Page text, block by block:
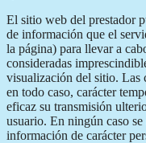
El sitio web del prestador
de información que el
la página) para llevar a
consideradas
visualización del sitio. Las
en todo caso, carácter
eficaz su transmisión
usuario. En ningún caso
información de carácter